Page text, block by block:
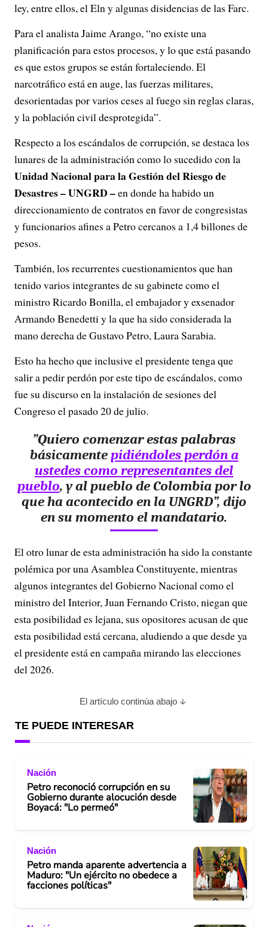
ley, entre ellos, el Eln y algunas disidencias de las Farc.
Para el analista Jaime Arango, “no existe una
planificación para estos procesos, y lo que está pasando
es que estos grupos se están fortaleciendo. El
narcotráfico está en auge, las fuerzas militares,
desorientadas por varios ceses al fuego sin reglas claras,
y la población civil desprotegida”.
Respecto a los escándalos de corrupción, se destaca los
lunares de la administración como lo sucedido con la
Unidad Nacional para la Gestión del Riesgo de
Desastres – UNGRD –en donde ha habido un
direccionamiento de contratos en favor de congresistas
y funcionarios afines a Petro cercanos a 1,4 billones de
pesos.
También, los recurrentes cuestionamientos que han
tenido varios integrantes de su gabinete como el
ministro Ricardo Bonilla, el embajador y exsenador
Armando Benedetti y la que ha sido considerada la
mano derecha de Gustavo Petro, Laura Sarabia.
Esto ha hecho que inclusive el presidente tenga que
salir a pedir perdón por este tipo de escándalos, como
fue su discurso en la instalación de sesiones del
Congreso el pasado 20 de julio.
”Quiero comenzar estas palabras
básicamentepidiéndoles perdón a
ustedes como representantes del
pueblo, y al pueblo de Colombia por lo
que ha acontecido en la UNGRD”, dijo
en su momento el mandatario.
El otro lunar de esta administración ha sido la constante
polémica por una Asamblea Constituyente, mientras
algunos integrantes del Gobierno Nacional como el
ministro del Interior, Juan Fernando Cristo, niegan que
esta posibilidad es lejana, sus opositores acusan de que
esta posibilidad está cercana, aludiendo a que desde ya
el presidente está en campaña mirando las elecciones
del 2026.
El artículo continúa abajo
TE PUEDE INTERESAR
Nación
Petro reconoció corrupción en su
Gobierno durante alocución desde
Boyacá: "Lo permeó"
Nación
Petro manda aparente advertencia a
Maduro: "Un ejército no obedece a
facciones políticas"